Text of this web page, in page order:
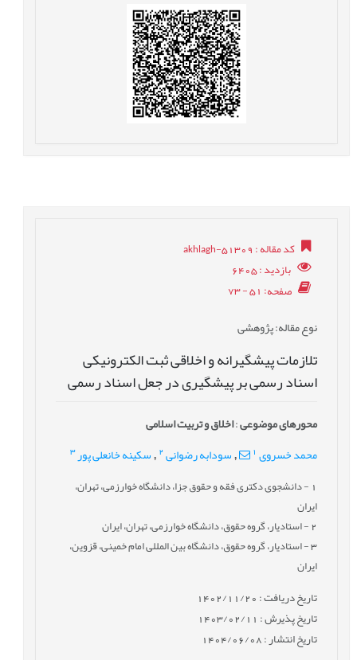
کد مقاله: akhlagh-51309
بازدید: 6405
صفحه: 51 - 73
نوع مقاله: پژوهشی
تلازمات پیشگیرانه و اخلاقی ثبت الکترونیکی
اسناد رسمی بر پیشگیری در جعل اسناد رسمی
محورهای موضوعی:اخلاق و تربیت اسلامی
محمد خسروی
,سودابه رضوانی 2
, سکینه خانعلی پور 3
- دانشجوی دکتری فقه و حقوق جزا، دانشگاه خوارزمی، تهران،
ایران
2- استادیار، گروه حقوق، دانشگاه خوارزمی، تهران، ایران
3- استادیار، گروه حقوق، دانشگاه بین المللی امام خمینی، قزوین،
ایران
تاریخ دریافت : 1402/11/20
تاریخ پذیرش : 1403/02/11
تاریخ انتشار : 1404/06/08